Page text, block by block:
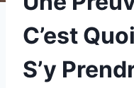
C’est
S’y